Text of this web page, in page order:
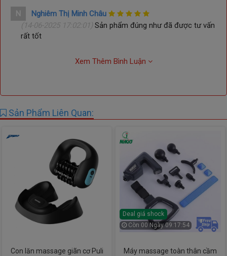
N
Nghiêm Thị Minh Châu
(14-06-2025 17:02:01) Sản phẩm đúng như đã được tư vấn
rất tốt
Xem Thêm Bình Luận
Sản Phẩm Liên Quan:
Con lăn massage giãn cơ Puli
Deal giá shock
Còn 00 Ngày 09:17:52
Máy massage toàn thân cầm